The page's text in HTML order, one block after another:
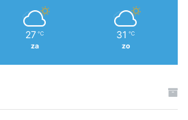
27 ℃
za
31 ℃
zo